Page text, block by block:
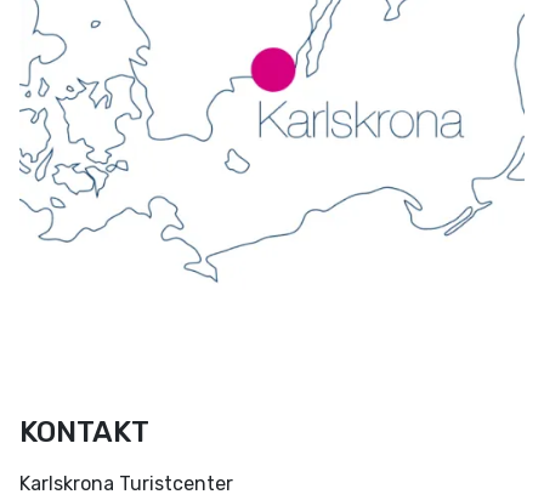
KONTAKT
Karlskrona Turistcenter